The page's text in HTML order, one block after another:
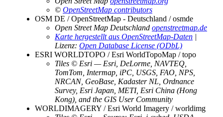
© OpenStreetMap contributors
OSM DE / OpenStreetMap - Deutschland / osmde
Open Street Map Deutschland openstreetmap.de
Karte hergestellt aus OpenStreetMap-Daten |
Lizenz: Open Database License (ODbL)
ESRI WORLDTOPO / Esri WorldTopoMap / topo
Tiles © Esri — Esri, DeLorme, NAVTEQ,
TomTom, Intermap, iPC, USGS, FAO, NPS,
NRCAN, GeoBase, Kadaster NL, Ordnance
Survey, Esri Japan, METI, Esri China (Hong
Kong), and the GIS User Community
WORLDIMAGERY / Esri World Imagery / worldimg